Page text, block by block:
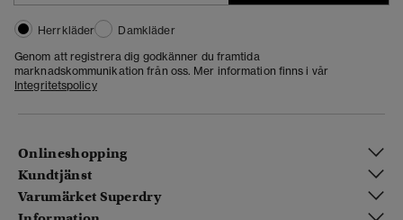
Herrkläder
Damkläder
Genom att registrera dig godkänner du framtida
marknadskommunikation från oss. Mer information finns i vår
Integritetspolicy
Onlineshopping
Kundtjänst
Varumärket Superdry